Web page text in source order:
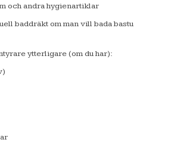
och andra hygienartiklar
baddräkt om man vill bada bastu
ytterligare (om du har):